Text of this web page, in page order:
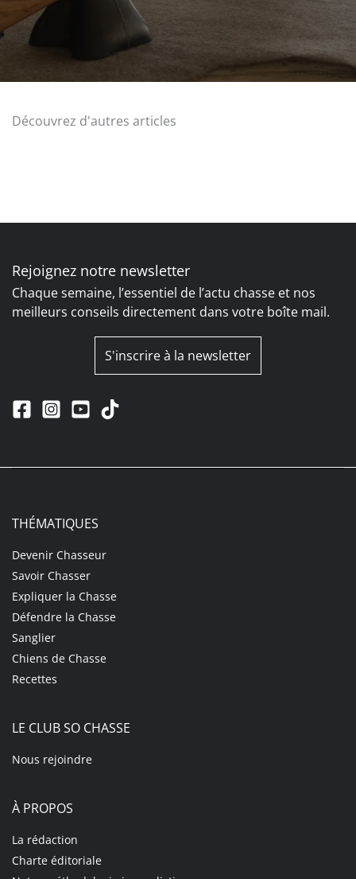
Découvrez d'autres articles
Rejoignez notre newsletter
Chaque semaine, l’essentiel de l’actu chasse et nos
meilleurs conseils directement dans votre boîte mail.
S'inscrire à la newsletter
THÉMATIQUES
Devenir Chasseur
Savoir Chasser
Expliquer la Chasse
Défendre la Chasse
Sanglier
Chiens de Chasse
Recettes
LE CLUB SO CHASSE
Nous rejoindre
À PROPOS
La rédaction
Charte éditoriale